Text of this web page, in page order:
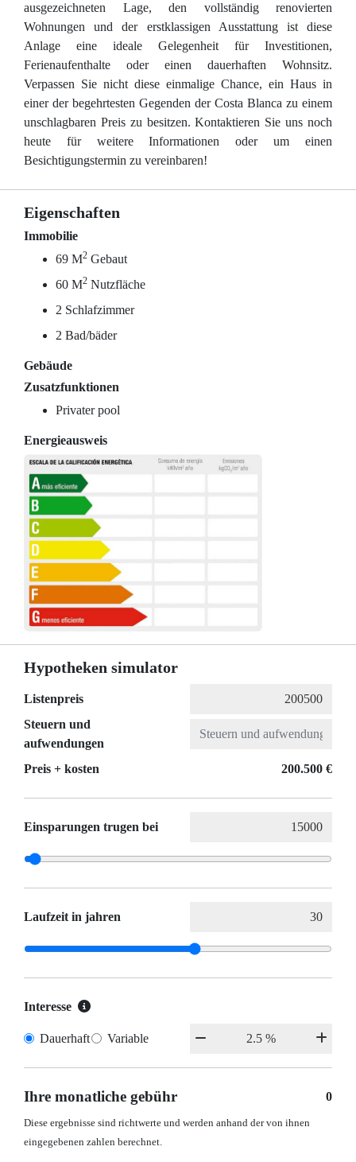
ausgezeichneten Lage, den vollständig renovierten
Wohnungen und der erstklassigen Ausstattung ist diese
Anlage eine ideale Gelegenheit für Investitionen,
Ferienaufenthalte oder einen dauerhaften Wohnsitz.
Verpassen Sie nicht diese einmalige Chance, ein Haus in
einer der begehrtesten Gegenden der Costa Blanca zu einem
unschlagbaren Preis zu besitzen. Kontaktieren Sie uns noch
heute für weitere Informationen oder um einen
Besichtigungstermin zu vereinbaren!
Eigenschaften
Immobilie
69 M2 Gebaut
60 M2 Nutzfläche
2 Schlafzimmer
2 Bad/bäder
Gebäude
Zusatzfunktionen
Privater pool
Energieausweis
Hypotheken simulator
Listenpreis
Steuern und
aufwendungen
Preis + kosten
200.500 €
Einsparungen trugen bei
Laufzeit in jahren
Interesse
Dauerhaft Variable
Ihre monatliche gebühr 0
Diese ergebnisse sind richtwerte und werden anhand der von ihnen
eingegebenen zahlen berechnet.